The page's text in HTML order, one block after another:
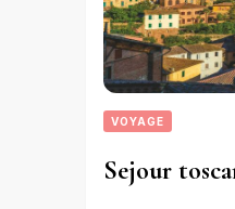
VOYAGE
Sejour